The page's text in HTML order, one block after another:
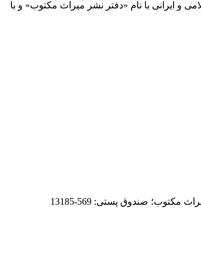
اسلامی و ایرانی با نام «دفتر نشر میراث مكتوب» و با